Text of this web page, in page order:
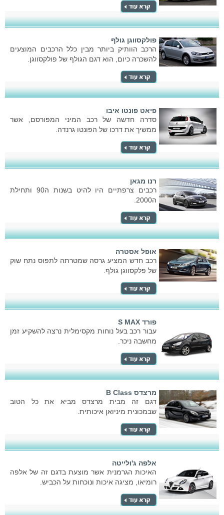
פולקסווגן גולף
הרכב הוותיק ביותר מבין כלל הרכבים המוצעים
להשכרה כיום, הוא דגם הגולף של פולקסווגן.
פיאט פונטו איבו
סדרה חדשה של רכב המיני המפורסם, אשר
ממשיך את דרכו של הפונטו גרנדה.
רנו מגאן
רכבים צרפתיים היו להיט בשנות ה90 ותחילת
ה2000.
אופל אסטרה
רכב חדש המציע גרסה שמטרתה לתפוס נתח שוק
של פלקסווגן גולף.
פורד S MAX
עבור רכב בעל נוחות מקסימלית נרצה להשקיע זמן
מחשבה ניכר.
מרצדס B Class
דגם זה מבית מרצדס מביא את כל הטוב
שבמכונית מיניואן איכותית.
אלפה ג'ולייטה
האיכות הגרמנית אשר מוצעת בדגם זה של אלפה
רומיאו, מציגה איכות ונוכחות על הכביש.